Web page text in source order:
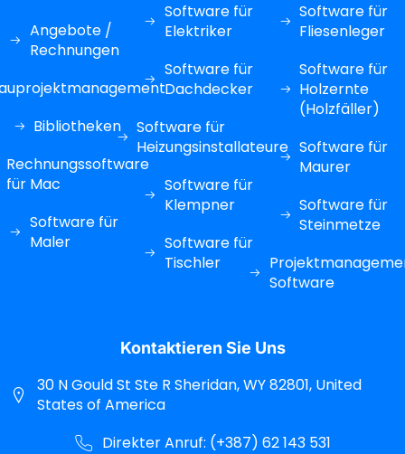
Angebote /
Rechnungen
Bibliotheken
Rechnungssoftware
für Mac
Software für
Maler
Software für
Elektriker
Software für
Dachdecker
Software für
Heizungsinstallateure
Software für
Klempner
Software für
Tischler
Software für
Fliesenleger
Software für
Holzernte
(Holzfäller)
Software für
Maurer
Software für
Steinmetze
Software
Kontaktieren Sie Uns
30 N Gould St Ste R Sheridan, WY 82801, United
States of America
Direkter Anruf: (+387) 62 143 531